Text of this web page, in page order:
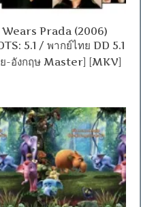
Prada (2006)
5.1 / พากย์ไทย DD 5.1
-อังกฤษ Master] [MKV]